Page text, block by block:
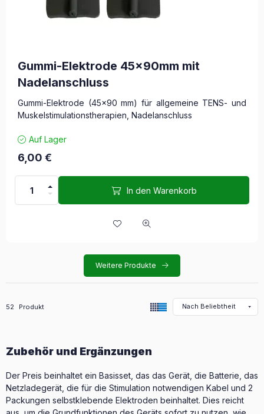
Gummi-Elektrode 45x90mm mit
Nadelanschluss
Gummi-Elektrode (45x90 mm) für allgemeine TENS- und
Muskelstimulationstherapien, Nadelanschluss
Auf Lager
6,00 €
In den Warenkorb
Weitere Produkte
Alle Produkte in der Kategorie
52 Produkt
Zubehör und Ergänzungen
Der Preis beinhaltet ein Basisset, das das Gerät, die Batterie, das
Netzladegerät, die für die Stimulation notwendigen Kabel und 2
Packungen selbstklebende Elektroden beinhaltet. Dies reicht